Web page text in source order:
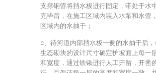
支撑钢管将挡水板进行固定，带处于水
完毕后，在施工区域内装入水泵和水管
区域内的水抽干；
c、待河道内部挡水板一侧的水抽干后
生态砌块的设计尺寸确定护坡面上每一
和宽度，通过铁锹进行人工开凿，开凿